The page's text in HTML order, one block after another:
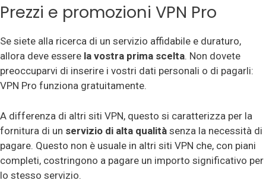
Prezzi e promozioni VPN Pro
Se siete alla ricerca di un servizio affidabile e duraturo,
allora deve essere la vostra prima scelta. Non dovete
preoccuparvi di inserire i vostri dati personali o di pagarli:
VPN Pro funziona gratuitamente.
A differenza di altri siti VPN, questo si caratterizza per la
fornitura di un servizio di alta qualità senza la necessità di
pagare. Questo non è usuale in altri siti VPN che, con piani
completi, costringono a pagare un importo significativo per
lo stesso servizio.